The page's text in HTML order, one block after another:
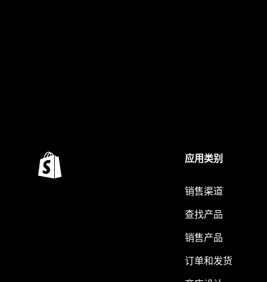
应用类别
销售渠道
查找产品
销售产品
订单和发货